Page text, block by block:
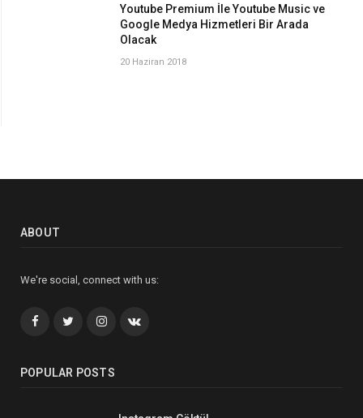
Youtube Premium İle Youtube Music ve
Google Medya Hizmetleri Bir Arada
Olacak
20 Haziran 2018
ABOUT
We're social, connect with us:
FacebookTwitterİnstagram+
VK
POPULAR POSTS